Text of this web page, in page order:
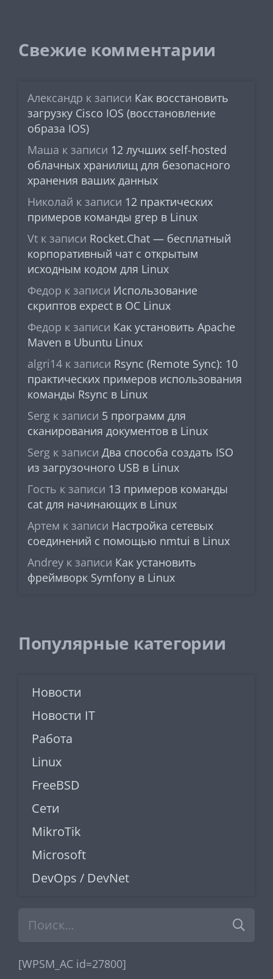
Свежие комментарии
Александр к записи Как восстановить
загрузку Cisco IOS (восстановление
образа IOS)
Маша к записи 12 лучших self-hosted
облачных хранилищ для безопасного
хранения ваших данных
Николай к записи 12 практических
примеров команды grep в Linux
Vt к записи Rocket.Chat — бесплатный
корпоративный чат с открытым
исходным кодом для Linux
Федор к записи Использование
скриптов expect в ОС Linux
Федор к записи Как установить Apache
Maven в Ubuntu Linux
algri14 к записи Rsync (Remote Sync): 10
практических примеров использования
команды Rsync в Linux
Serg к записи 5 программ для
сканирования документов в Linux
Serg к записи Два способа создать ISO
из загрузочного USB в Linux
Гость к записи 13 примеров команды
cat для начинающих в Linux
Артем к записи Настройка сетевых
соединений с помощью nmtui в Linux
Andrey к записи Как установить
фреймворк Symfony в Linux
Популярные категории
Новости
Новости IT
Работа
Linux
FreeBSD
Сети
MikroTik
Microsoft
DevOps / DevNet
[WPSM_AC id=27800]